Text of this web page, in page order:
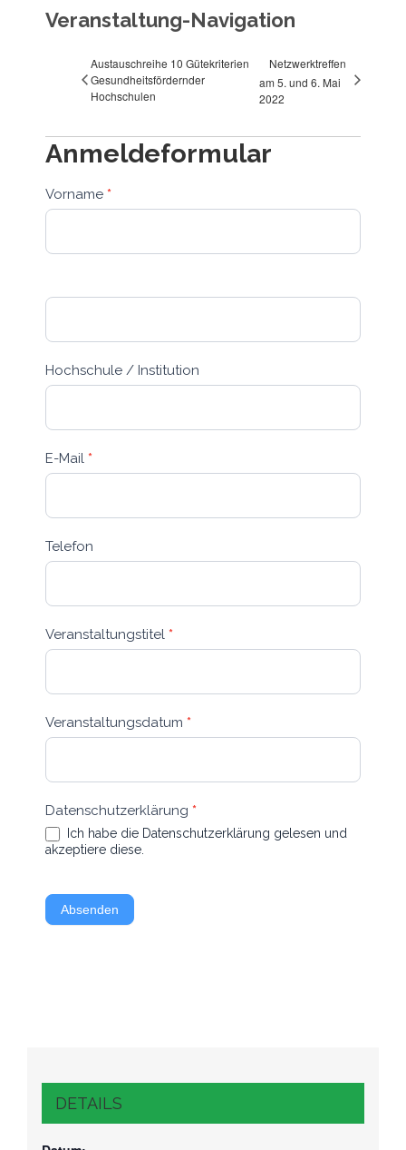
Veranstaltung-Navigation
Austauschreihe 10 Gütekriterien
Gesundheitsfördernder
Hochschulen
Netzwerktreffen
am 5. und 6. Mai
2022
Anmeldeformular
Anmeldeformular
Vorname *
Hochschule / Institution
E-Mail *
Telefon
Veranstaltungstitel *
Veranstaltungsdatum *
Datenschutzerklärung *
Ich habe die Datenschutzerklärung gelesen und
akzeptiere diese.
Absenden
DETAILS